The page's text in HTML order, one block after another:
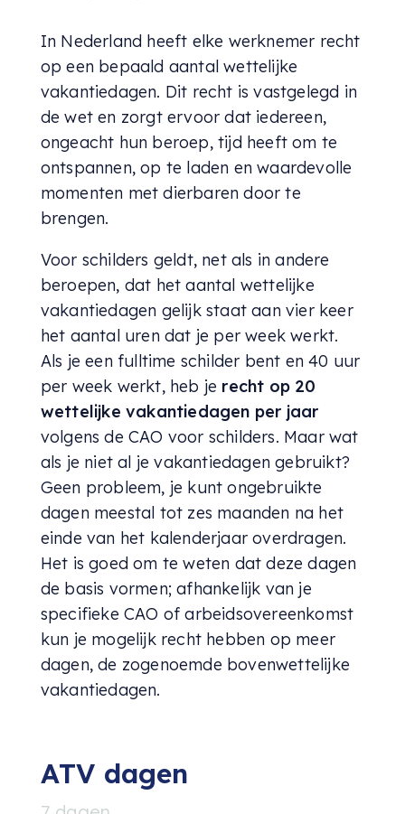
In Nederland heeft elke werknemer recht
op een bepaald aantal wettelijke
vakantiedagen. Dit recht is vastgelegd in
de wet en zorgt ervoor dat iedereen,
ongeacht hun beroep, tijd heeft om te
ontspannen, op te laden en waardevolle
momenten met dierbaren door te
brengen.
Voor schilders geldt, net als in andere
beroepen, dat het aantal wettelijke
vakantiedagen gelijk staat aan vier keer
het aantal uren dat je per week werkt.
Als je een fulltime schilder bent en 40 uur
per week werkt, heb je recht op 20
wettelijke vakantiedagen per jaar
volgens de CAO voor schilders. Maar wat
als je niet al je vakantiedagen gebruikt?
Geen probleem, je kunt ongebruikte
dagen meestal tot zes maanden na het
einde van het kalenderjaar overdragen.
Het is goed om te weten dat deze dagen
de basis vormen; afhankelijk van je
specifieke CAO of arbeidsovereenkomst
kun je mogelijk recht hebben op meer
dagen, de zogenoemde bovenwettelijke
vakantiedagen.
ATV dagen